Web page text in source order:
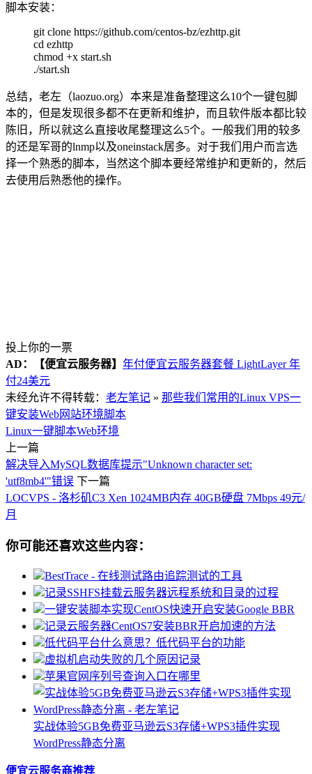
脚本安装：
git clone https://github.com/centos-bz/ezhttp.git
cd ezhttp
chmod +x start.sh
./start.sh
总结，老左（laozuo.org）本来是准备整理这么10个一键包脚
本的，但是发现很多都不在更新和维护，而且软件版本都比较
陈旧，所以就这么直接收尾整理这么5个。一般我们用的较多
的还是军哥的lnmp以及oneinstack居多。对于我们用户而言选
择一个熟悉的脚本，当然这个脚本要经常维护和更新的，然后
去使用后熟悉他的操作。
投上你的一票
AD：
【便宜云服务器】 年付便宜云服务器套餐 LightLayer 年
付24美元
未经允许不得转载： 老左笔记 » 那些我们常用的Linux VPS一
键安装Web网站环境脚本
Linux一键脚本Web环境
上一篇
解决导入MySQL数据库提示"Unknown character set:
'utf8mb4'"错误 下一篇
LOCVPS - 洛杉矶C3 Xen 1024MB内存 40GB硬盘 7Mbps 49元/
月
你可能还喜欢这些内容：
BestTrace - 在线测试路由追踪测试的工具
记录SSHFS挂载云服务器远程系统和目录的过程
一键安装脚本实现CentOS快速开启安装Google BBR
记录云服务器CentOS7安装BBR开启加速的方法
低代码平台什么意思？低代码平台的功能
虚拟机启动失败的几个原因记录
苹果官网序列号查询入口在哪里
实战体验5GB免费亚马逊云S3存储+WPS3插件实现
WordPress静态分离
便宜云服务商推荐